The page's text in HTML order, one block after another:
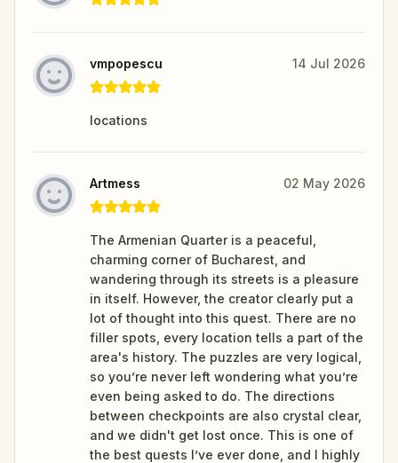
vmpopescu 14 Jul 2026
locations
Artmess 02 May 2026
The Armenian Quarter is a peaceful,
charming corner of Bucharest, and
wandering through its streets is a pleasure
in itself. However, the creator clearly put a
lot of thought into this quest. There are no
filler spots, every location tells a part of the
area's history. The puzzles are very logical,
so you’re never left wondering what you’re
even being asked to do. The directions
between checkpoints are also crystal clear,
and we didn't get lost once. This is one of
the best quests I’ve ever done, and I highly